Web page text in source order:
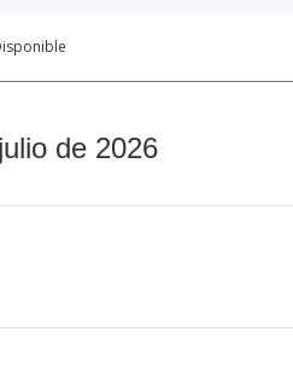
de 2026